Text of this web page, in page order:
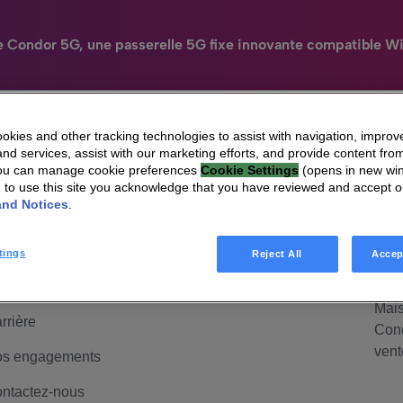
Condor 5G, une passerelle 5G fixe innovante compatible
HomeSight Industries Entreprise
sommes-nous
engagements
nous
HomeSight
and other tracking technologies to assist with navigation,
services, assist with our marketing efforts, and provide content
can manage cookie preferences Cookie Settings (opens in new
to use this site you acknowledge that you have reviewed and accept
Notices.
Reject All